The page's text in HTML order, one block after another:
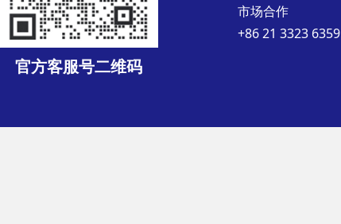
官方客服号二维码
市场合作
+86 21 3323 6359